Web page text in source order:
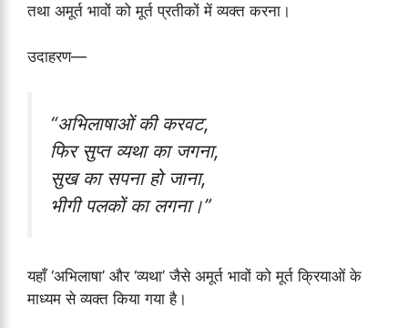
तथा अमूर्त भावों को मूर्त प्रतीकों में व्यक्त करना।
उदाहरण—
“अभिलाषाओं की करवट,
फिर सुप्त व्यथा का जगना,
सुख का सपना हो जाना,
भीगी पलकों का लगना।”
यहाँ ‘अभिलाषा’ और ‘व्यथा’ जैसे अमूर्त भावों को मूर्त क्रियाओं के
माध्यम से व्यक्त किया गया है।